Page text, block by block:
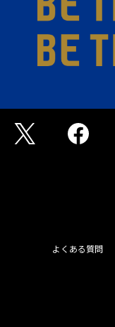
よくある質問